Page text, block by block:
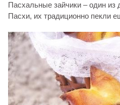
Пасхальные зайчики – один из
Пасхи, их традиционно пекли